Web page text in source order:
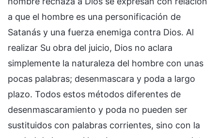
a que el hombre es una personificación de
Satanás y una fuerza enemiga contra Dios. Al
realizar Su obra del juicio, Dios no aclara
simplemente la naturaleza del hombre con unas
pocas palabras; desenmascara y poda a largo
plazo. Todos estos métodos diferentes de
desenmascaramiento y poda no pueden ser
sustituidos con palabras corrientes, sino con la